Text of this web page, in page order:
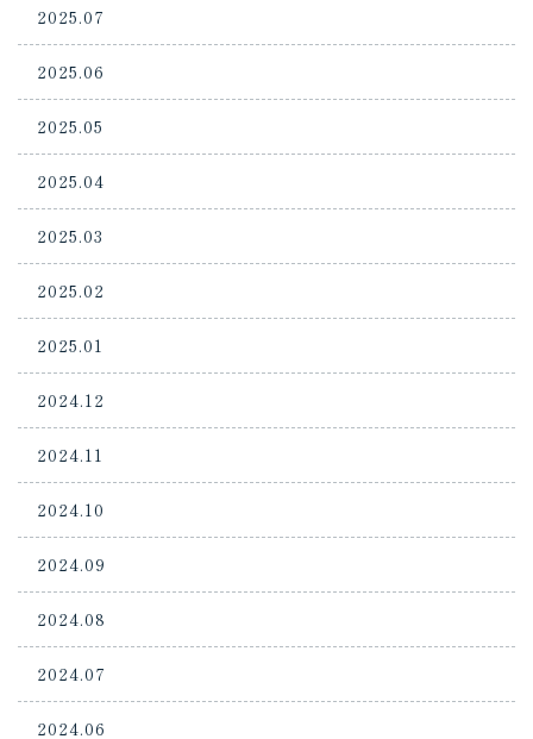
2025.07
2025.06
2025.05
2025.04
2025.03
2025.02
2025.01
2024.12
2024.11
2024.10
2024.09
2024.08
2024.07
2024.06